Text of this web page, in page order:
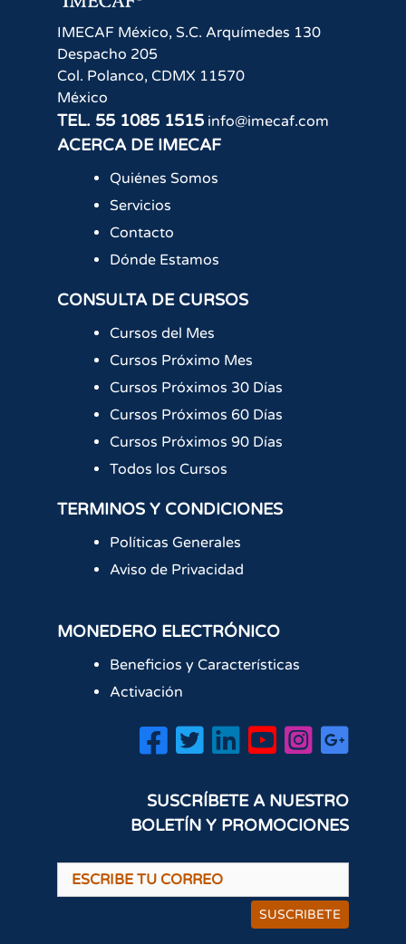
IMECAF México, S.C. Arquímedes 130
Despacho 205
Col. Polanco, CDMX 11570
México
TEL. 55 1085 1515 info@imecaf.com
ACERCA DE IMECAF
Quiénes Somos
Servicios
Contacto
Dónde Estamos
CONSULTA DE CURSOS
Cursos del Mes
Cursos Próximo Mes
Cursos Próximos 30 Días
Cursos Próximos 60 Días
Cursos Próximos 90 Días
Todos los Cursos
TERMINOS Y CONDICIONES
Políticas Generales
Aviso de Privacidad
MONEDERO ELECTRÓNICO
Beneficios y Características
Activación
SUSCRÍBETE A NUESTRO
BOLETÍN Y PROMOCIONES
SUSCRIBETE